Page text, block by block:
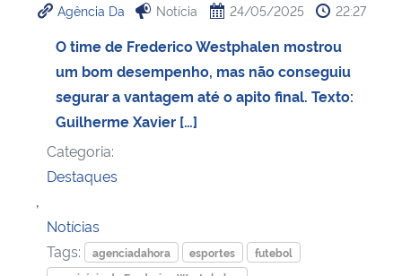
Ministério da Cidadania
Ministério de Minas e Energia
Ministério da Ciência, Tecnologia, Inovações e Comunicações
Ministério do Turismo
Agência Da Notícia 24/05/2025 22:27
O time de Frederico Westphalen mostrou
um bom desempenho, mas não conseguiu
segurar a vantagem até o apito final. Texto:
Guilherme Xavier […]
Categoria:
Destaques
,
Notícias
Tags:
agenciadahora esportes
futebol